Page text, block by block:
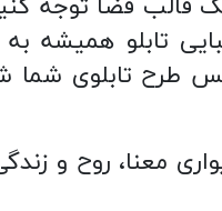
تابلو همیشه
طرح تابلوی
به هر دیواری معنا،